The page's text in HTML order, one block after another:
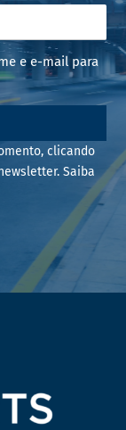
e e-mail para
clicando
Saiba